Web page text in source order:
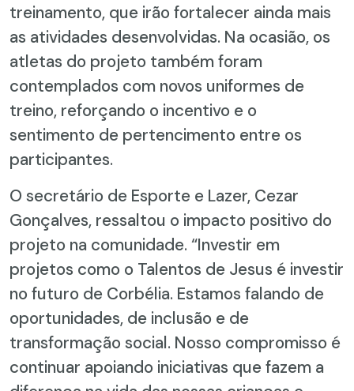
treinamento, que irão fortalecer ainda mais
as atividades desenvolvidas. Na ocasião, os
atletas do projeto também foram
contemplados com novos uniformes de
treino, reforçando o incentivo e o
sentimento de pertencimento entre os
participantes.
O secretário de Esporte e Lazer, Cezar
Gonçalves, ressaltou o impacto positivo do
projeto na comunidade. “Investir em
projetos como o Talentos de Jesus é investir
no futuro de Corbélia. Estamos falando de
oportunidades, de inclusão e de
transformação social. Nosso compromisso é
continuar apoiando iniciativas que fazem a